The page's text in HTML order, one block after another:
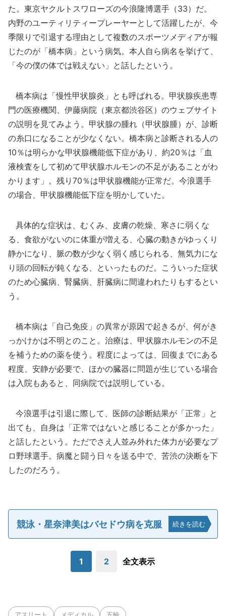
た。東京ヤクルトスワローズの今浪隆博選手（33）だ。
内野のユーティリティープレーヤーとして活躍したが、今
季限りで引退する理由として複数のスポーツメディアが報
じたのが「橋本病」という病気。本人自ら病名を挙げて、
「今の僕の体では戦えない」と話したという。
橋本病は「慢性甲状腺炎」とも呼ばれる。甲状腺疾患専
門の医療機関、伊藤病院（東京都渋谷区）のウェブサイト
の説明を見てみよう。甲状腺の腫れ（甲状腺腫）が、診断
の糸口になることが少なくない。橋本病と診断される人の
10％は明らかな甲状腺機能低下症があり、約20％は「血
液検査をして初めて甲状腺ホルモンの不足があることがわ
かります」。残り70％は甲状腺機能が正常だ。今浪選手
の場合、甲状腺機能低下症を明かしていた。
具体的な症状は、むくみ、皮膚の乾燥、寒さに弱くな
る、食欲がないのに体重が増える、心臓の動きがゆっくり
静かになり、脈の数が少なく弱く感じられる、無気力にな
り頭の回転が鈍くなる、といったものだ。こういった症状
のため心臓病、腎臓病、肝臓病に間違われたりもするとい
う。
橋本病は「自己免疫」の異常が原因で起きるが、何がき
っかけかは不明とのこと。治療は、甲状腺ホルモンの不足
を補うための薬を使う。程度によっては、回復までにある
程度、安静が必要で、ほかの臓器に問題が生じている場合
は入院もあると、同病院では説明している。
今浪選手は引退に際して、医師の診断結果が「正常」と
出ても、自身は「正常ではないと感じることが多かった」
と話したという。ただでさえ人並み外れた体力が必要なプ
ロ野球選手。病魔と闘う日々を送る中で、苦渋の決断を下
したのだろう。
競泳・星奈津美はバセドウ病を克服 続きを読む
1 2 全文表示